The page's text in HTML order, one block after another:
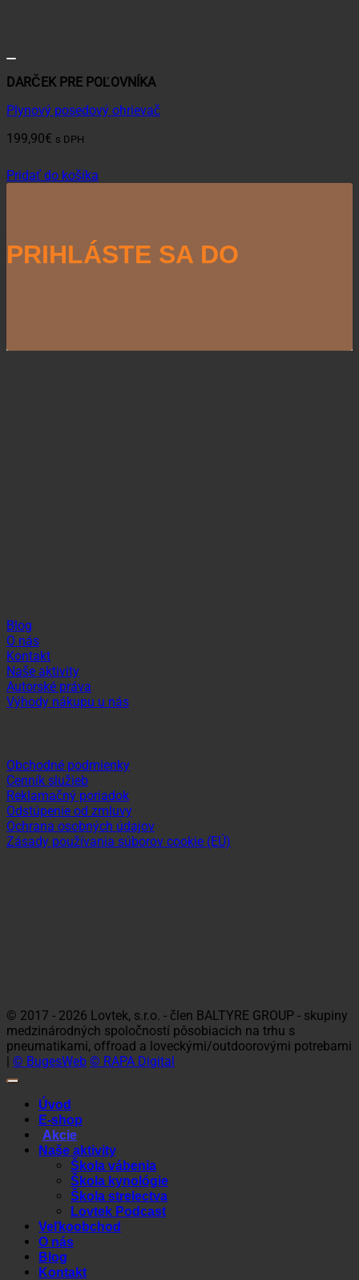
DARČEK PRE POĽOVNÍKA
Plynový posedový ohrievač
199,90€ s DPH
Pridať do košíka
PRIHLÁSTE SA DO
Blog
O nás
Kontakt
Naše aktivity
Autorské práva
Výhody nákupu u nás
Obchodné podmienky
Cenník služieb
Reklamačný poriadok
Odstúpenie od zmluvy
Ochrana osobných údajov
Zásady používania súborov cookie (EÚ)
© 2017 - 2026 Lovtek, s.r.o. - člen BALTYRE GROUP - skupiny
medzinárodných spoločností pôsobiacich na trhu s
pneumatikami, offroad a loveckými/outdoorovými potrebami
| © BugesWeb © RAPA Digital
Úvod
E-shop
Akcie
Naše aktivity
Škola vábenia
Škola kynológie
Škola strelectva
Lovtek Podcast
Veľkoobchod
O nás
Blog
Kontakt